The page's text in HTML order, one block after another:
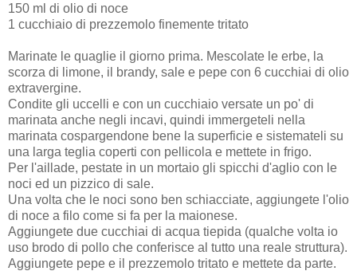
150 ml di olio di noce
1 cucchiaio di prezzemolo finemente tritato
Marinate le quaglie il giorno prima. Mescolate le erbe, la
scorza di limone, il brandy, sale e pepe con 6 cucchiai di olio
extravergine.
Condite gli uccelli e con un cucchiaio versate un po' di
marinata anche negli incavi, quindi immergeteli nella
marinata cospargendone bene la superficie e sistemateli su
una larga teglia coperti con pellicola e mettete in frigo.
Per l'aillade, pestate in un mortaio gli spicchi d'aglio con le
noci ed un pizzico di sale.
Una volta che le noci sono ben schiacciate, aggiungete l'olio
di noce a filo come si fa per la maionese.
Aggiungete due cucchiai di acqua tiepida (qualche volta io
uso brodo di pollo che conferisce al tutto una reale struttura).
Aggiungete pepe e il prezzemolo tritato e mettete da parte.